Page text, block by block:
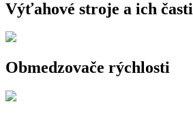
Výťahové stroje a ich časti
Obmedzovače rýchlosti